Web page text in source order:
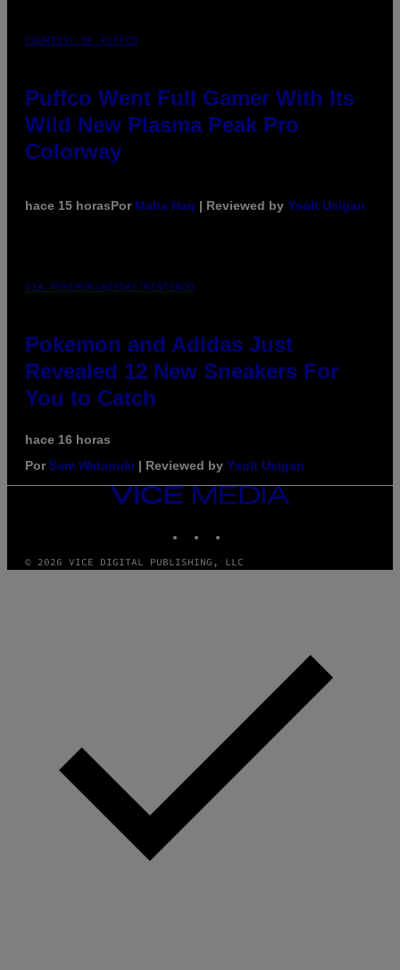
COURTESY OF PUFFCO
Puffco Went Full Gamer With Its
Wild New Plasma Peak Pro
Colorway
hace 15 horasPor Maha Haq | Reviewed by Ysolt Usigan
VIA POKEMON/ADIDAS/NINTENDO
Pokemon and Adidas Just
Revealed 12 New Sneakers For
You to Catch
hace 16 horas
PorSam Watanuki | Reviewed by Ysolt Usigan
VICE
MEDIA
© 2026 VICE DIGITAL PUBLISHING, LLC